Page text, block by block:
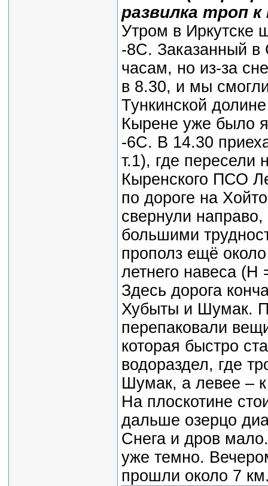
развилка троп
Утром в Иркутске
-8С. Заказанный в
часам, но из-за
в 8.30, и мы
Тункинской
Кырене уже было
-6С. В 14.30
т.1), где пересели
Кыренского ПСО
по дороге на
свернули
большими
прополз ещё
летнего навеса
Здесь дорога
Хубыты и Шумак.
перепаковали
которая быстро
водораздел, где
Шумак, а левее –
На плоскотине
дальше озерцо
Снега и дров
уже темно.
прошли около 7